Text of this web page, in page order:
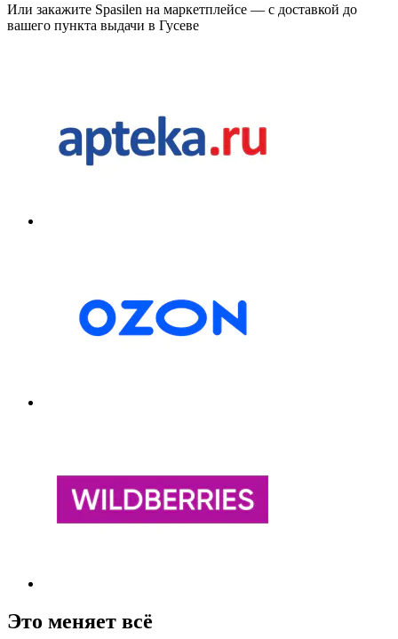
Или закажите Spasilen на маркетплейсе — с доставкой до
вашего пункта выдачи в Гусеве
Это меняет всё